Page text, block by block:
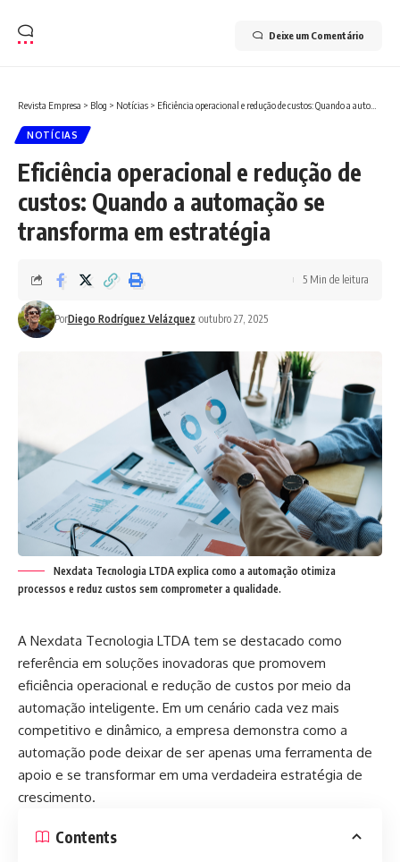
Deixe um Comentário
Revista Empresa > Blog > Notícias > Eficiência operacional e redução de custos: Quando a automação se transforma em estratégia
NOTÍCIAS
Eficiência operacional e redução de
custos: Quando a automação se
transforma em estratégia
PorDiego Rodríguez Velázquez outubro 27, 2025
5 Min de leitura
Nexdata Tecnologia LTDA explica como a automação otimiza
processos e reduz custos sem comprometer a qualidade.
A Nexdata Tecnologia LTDA tem se destacado como
referência em soluções inovadoras que promovem
eficiência operacional e redução de custos por meio da
automação inteligente. Em um cenário cada vez mais
competitivo e dinâmico, a empresa demonstra como a
automação pode deixar de ser apenas uma ferramenta de
apoio e se transformar em uma verdadeira estratégia de
crescimento.
Contents